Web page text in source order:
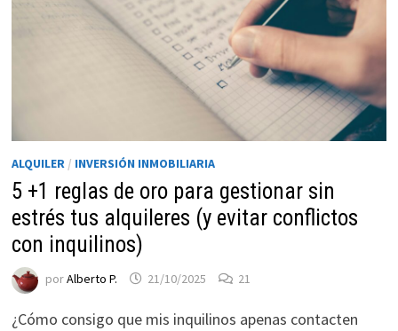
ALQUILER/ INVERSIÓN INMOBILIARIA
5 +1 reglas de oro para gestionar sin
estrés tus alquileres (y evitar conflictos
con inquilinos)
porAlberto P. 21/10/2025 21
¿Cómo consigo que mis inquilinos apenas contacten